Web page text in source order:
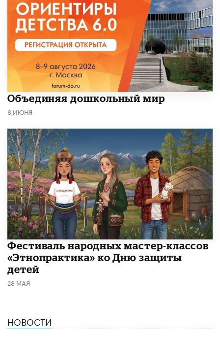
​Объединяя дошкольный мир
8 ИЮНЯ
​Фестиваль народных мастер-классов
«Этнопрактика» ко Дню защиты
детей
28 МАЯ
НОВОСТИ